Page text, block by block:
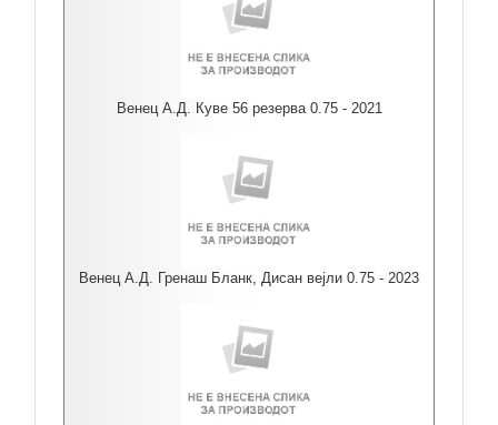
Венец А.Д. Куве 56 резерва 0.75 - 2021
Венец А.Д. Гренаш Бланк, Дисан вејли 0.75 - 2023